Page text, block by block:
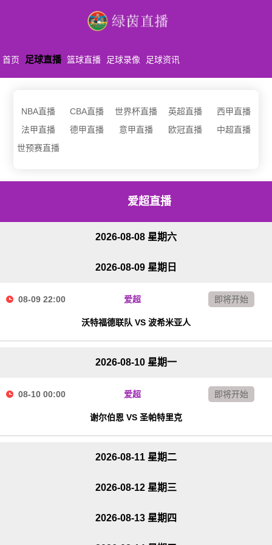
首页 足球直播 篮球直播 足球录像 足球资讯
NBA直播 CBA直播 世界杯直播 英超直播
西甲直播
法甲直播
德甲直播 意甲直播 欧冠直播
中超直播
世预赛直播
爱超直播
2026-08-08 星期六
2026-08-09 星期日
08-09 22:00 爱超
沃特福德联队 VS 波希米亚人
即将开始
2026-08-10 星期一
08-10 00:00 爱超
谢尔伯恩 VS 圣帕特里克
即将开始
2026-08-11 星期二
2026-08-12 星期三
2026-08-13 星期四